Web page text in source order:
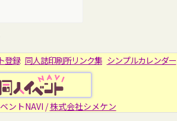
登録 同人誌印刷所リンク集 シンプルカレンダー
ントNAVI /株式会社シメケン